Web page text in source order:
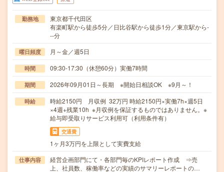
勤務地
東京都千代田区
有楽町駅から徒歩5分／日比谷駅から徒歩1分／東京駅から-
--分
曜日頻度 月～金／週5日
時間 09:30-17:30（休憩60分）実働7時間
期間 2026年09月01日～長期 ※開始日相談OK ※9月～！
時給
時給2150円 月収例 32万円 時給2150円×実働7h×週5日
×4週+残業10h ※月収例を保証するものではありません。※
給与即受取りサービス利用可（利用条件有）
交通費
1ヶ月3万円を上限として実費支給
仕事内容
経営企画部門にて・各部門毎のKPIレポート作成 ⇒売
上、社員数、稼働率などの実績のサマリーレポートの…